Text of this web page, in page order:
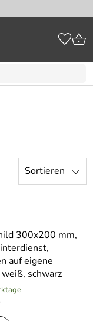
Sortieren
300x200 mm,
auf eigene
schwarz